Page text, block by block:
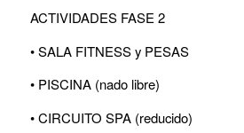
ACTIVIDADES FASE 2
• SALA FITNESS y PESAS
• PISCINA (nado libre)
• CIRCUITO SPA (reducido)